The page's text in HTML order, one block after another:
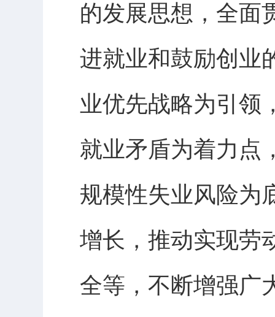
的发展思想，全面
进就业和鼓励创业
业优先战略为引领
就业矛盾为着力点
规模性失业风险为
增长，推动实现劳
全等，不断增强广